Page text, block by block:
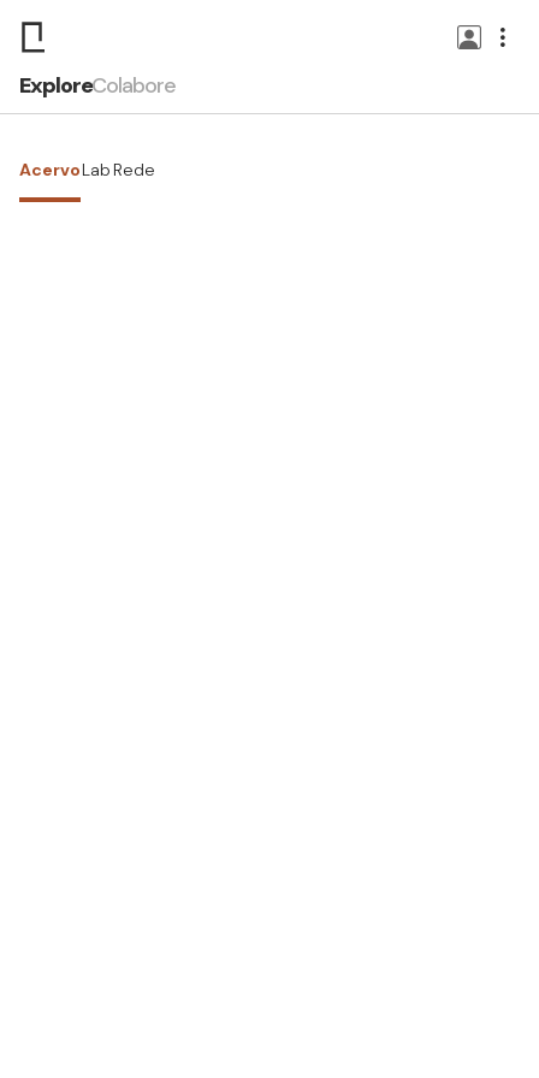
ExploreColabore
AcervoLab Rede